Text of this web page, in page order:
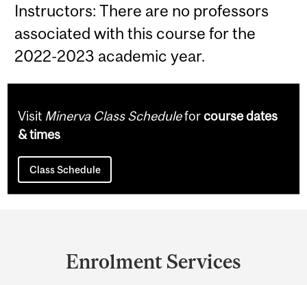
Instructors: There are no professors
associated with this course for the
2022-2023 academic year.
Visit Minerva Class Scheduleforcourse dates
& times
Class Schedule
Enrolment Services